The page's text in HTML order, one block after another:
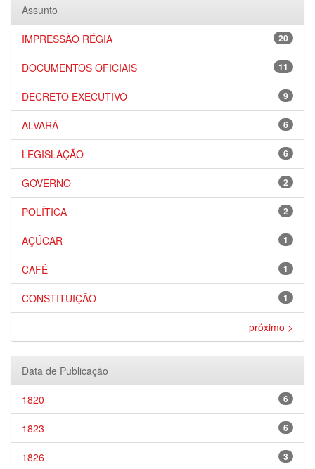
Assunto
20
IMPRESSÃO RÉGIA
11
DOCUMENTOS OFICIAIS
9
DECRETO EXECUTIVO
6
ALVARÁ
6
LEGISLAÇÃO
2
GOVERNO
2
POLÍTICA
1
AÇÚCAR
1
CAFÉ
1
CONSTITUIÇÃO
próximo >
Data de Publicação
6
1820
6
1823
3
1826